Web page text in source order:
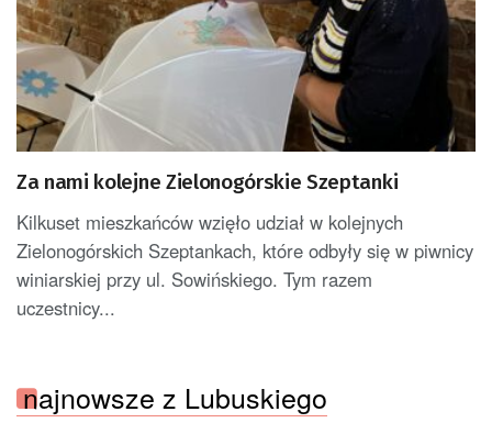
Za nami kolejne Zielonogórskie Szeptanki
Kilkuset mieszkańców wzięło udział w kolejnych
Zielonogórskich Szeptankach, które odbyły się w piwnicy
winiarskiej przy ul. Sowińskiego. Tym razem
uczestnicy...
najnowsze z Lubuskiego